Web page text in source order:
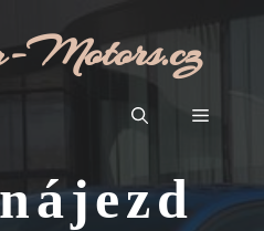
Motors.cz
Menu